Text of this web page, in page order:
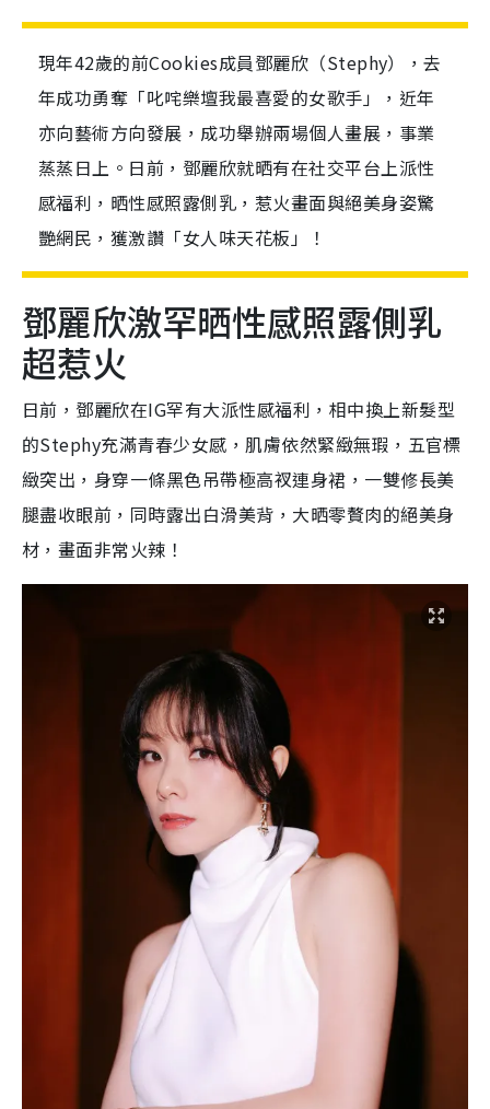
現年42歲的前Cookies成員鄧麗欣（Stephy），去
年成功勇奪「叱咤樂壇我最喜愛的女歌手」，近年
亦向藝術方向發展，成功舉辦兩場個人畫展，事業
蒸蒸日上。日前，鄧麗欣就晒有在社交平台上派性
感福利，晒性感照露側乳，惹火畫面與絕美身姿驚
艷網民，獲激讚「女人味天花板」！
鄧麗欣激罕晒性感照露側乳
超惹火
日前，鄧麗欣在IG罕有大派性感福利，相中換上新髮型
的Stephy充滿青春少女感，肌膚依然緊緻無瑕，五官標
緻突出，身穿一條黑色吊帶極高衩連身裙，一雙修長美
腿盡收眼前，同時露出白滑美背，大晒零贅肉的絕美身
材，畫面非常火辣！